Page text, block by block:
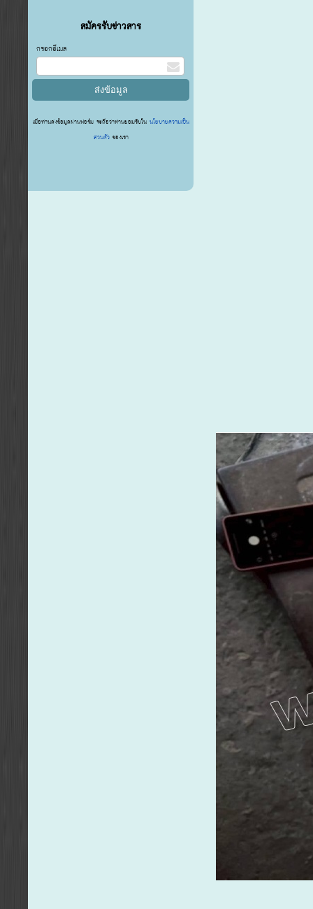
สมัครรับข่าวสาร
กรอกอีเมล
เมื่อท่านส่งข้อมูลผ่านฟอร์ม จะถือว่าท่านยอมรับในนโยบายความเป็น
ส่วนตัว ของเรา